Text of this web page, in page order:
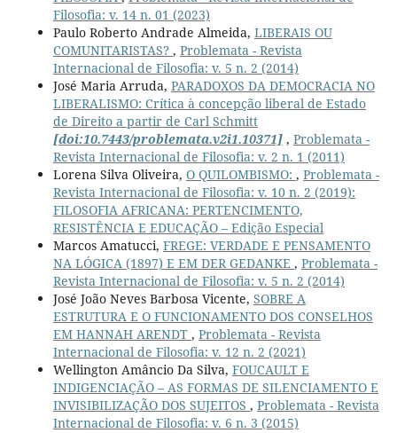
Filosofia: v. 14 n. 01 (2023)
Paulo Roberto Andrade Almeida, LIBERAIS OU
COMUNITARISTAS? , Problemata - Revista
Internacional de Filosofia: v. 5 n. 2 (2014)
José Maria Arruda, PARADOXOS DA DEMOCRACIA NO
LIBERALISMO: Crítica à concepção liberal de Estado
de Direito a partir de Carl Schmitt
[doi:10.7443/problemata.v2i1.10371], Problemata -
Revista Internacional de Filosofia: v. 2 n. 1 (2011)
Lorena Silva Oliveira, O QUILOMBISMO: , Problemata -
Revista Internacional de Filosofia: v. 10 n. 2 (2019):
FILOSOFIA AFRICANA: PERTENCIMENTO,
RESISTÊNCIA E EDUCAÇÃO – Edição Especial
Marcos Amatucci, FREGE: VERDADE E PENSAMENTO
NA LÓGICA (1897) E EM DER GEDANKE , Problemata -
Revista Internacional de Filosofia: v. 5 n. 2 (2014)
José João Neves Barbosa Vicente, SOBRE A
ESTRUTURA E O FUNCIONAMENTO DOS CONSELHOS
EM HANNAH ARENDT , Problemata - Revista
Internacional de Filosofia: v. 12 n. 2 (2021)
Wellington Amâncio Da Silva, FOUCAULT E
INDIGENCIAÇÃO – AS FORMAS DE SILENCIAMENTO E
INVISIBILIZAÇÃO DOS SUJEITOS , Problemata - Revista
Internacional de Filosofia: v. 6 n. 3 (2015)